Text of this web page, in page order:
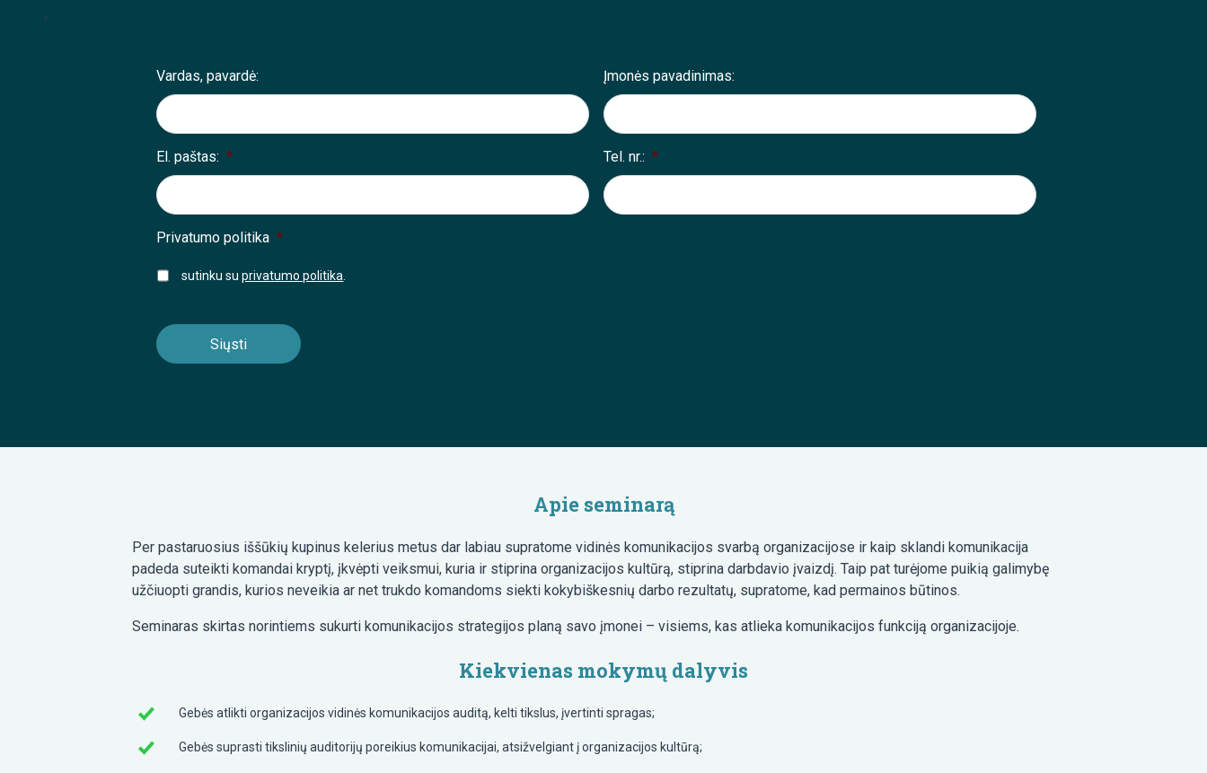
;
Vardas, pavardė: Įmonės pavadinimas:
El. paštas: * Tel. nr.: *
Privatumo politika *
sutinku suprivatumo politika
Apie seminarą
Per pastaruosius iššūkių kupinus kelerius metus dar labiau supratome vidinės komunikacijos svarbą organizacijose ir kaip sklandi komunikacija
padeda suteikti komandai kryptį, įkvėpti veiksmui, kuria ir stiprina organizacijos kultūrą, stiprina darbdavio įvaizdį. Taip pat turėjome puikią galimybę
užčiuopti grandis, kurios neveikia ar net trukdo komandoms siekti kokybiškesnių darbo rezultatų, supratome, kad permainos būtinos.
Seminaras skirtas norintiems sukurti komunikacijos strategijos planą savo įmonei – visiems, kas atlieka komunikacijos funkciją organizacijoje.
Kiekvienas mokymų dalyvis
Gebės atlikti organizacijos vidinės komunikacijos auditą, kelti tikslus, įvertinti spragas;
Gebės suprasti tikslinių auditorijų poreikius komunikacijai, atsižvelgiant į organizacijos kultūrą;